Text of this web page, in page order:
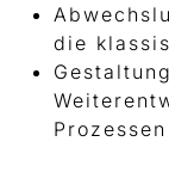
die
Prozessen